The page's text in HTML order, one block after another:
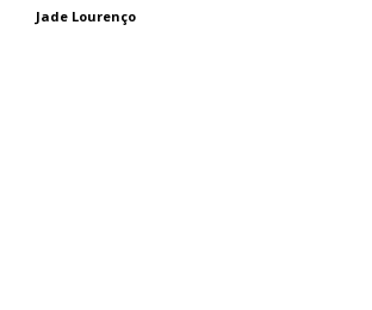
Jade Lourenço